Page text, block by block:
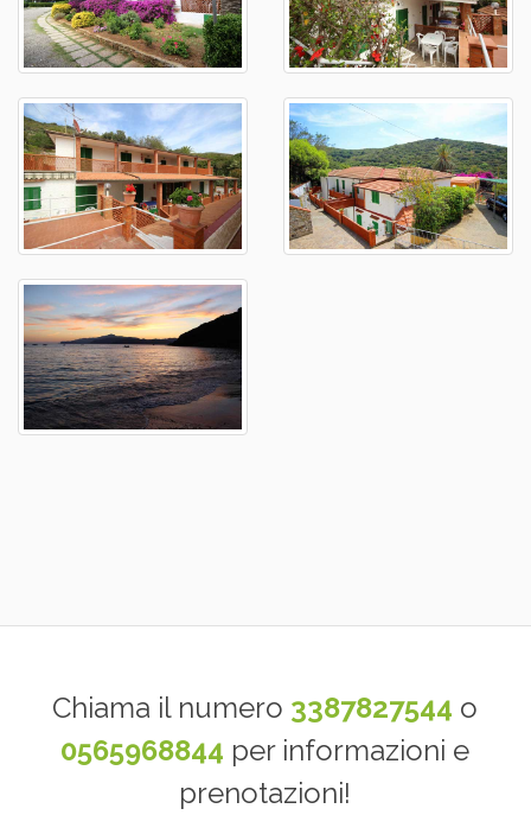
Chiama il numero 3387827544 o
0565968844 per informazioni e
prenotazioni!